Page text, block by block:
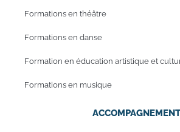
Formations en théâtre
Formations en danse
Formation en éducation artistique et
Formations en musique
ACCOMPAGNEMENT